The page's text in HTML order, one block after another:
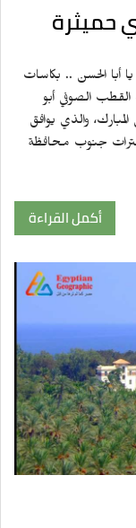
حميثرة
أبا الحسن .. بكاسات
الصوفي أبو
والذي يوافق
مترات جنوب محافظة
أكمل القراءة